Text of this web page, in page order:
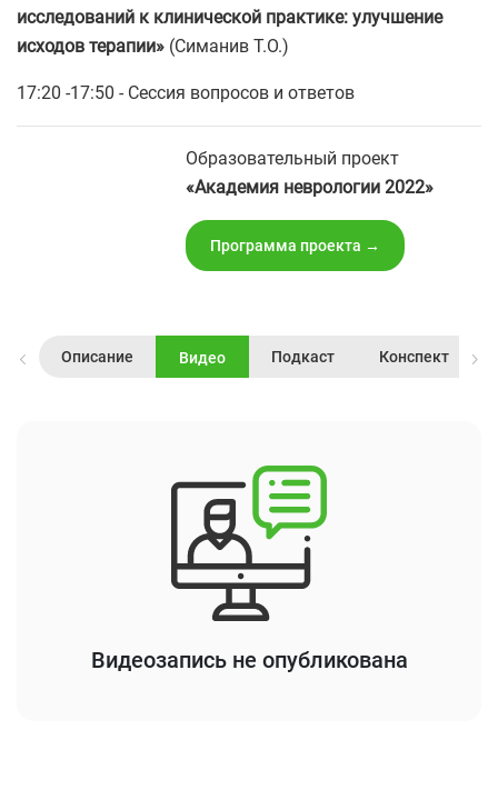
исследований к клинической практике: улучшение
исходов терапии» (Симанив Т.О.)
17:20 -17:50 - Сессия вопросов и ответов
Образовательный проект
«Академия неврологии 2022»
Программа проекта →
Описание Видео Подкаст Конспект
Видеозапись не опубликована